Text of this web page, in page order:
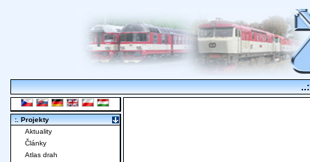
:. Projekty
Aktuality
Články
Atlas drah